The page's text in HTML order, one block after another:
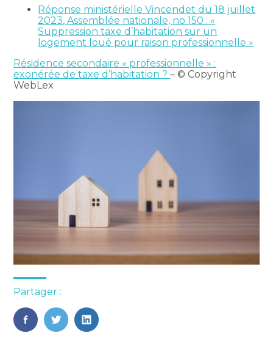
Réponse ministérielle Vincendet du 18 juillet
2023, Assemblée nationale, no 150 : «
Suppression taxe d’habitation sur un
logement loué pour raison professionnelle »
Résidence secondaire « professionnelle » :
exonérée de taxe d’habitation ?– © Copyright
WebLex
Partager :
FaceBook
TwitterLinkedIn